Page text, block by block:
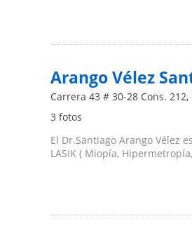
Arango Vélez
Carrera 43 # 30-28 Cons. 212,
3 fotos
El Dr.Santiago Arango Vélez
LASIK ( Miopía,